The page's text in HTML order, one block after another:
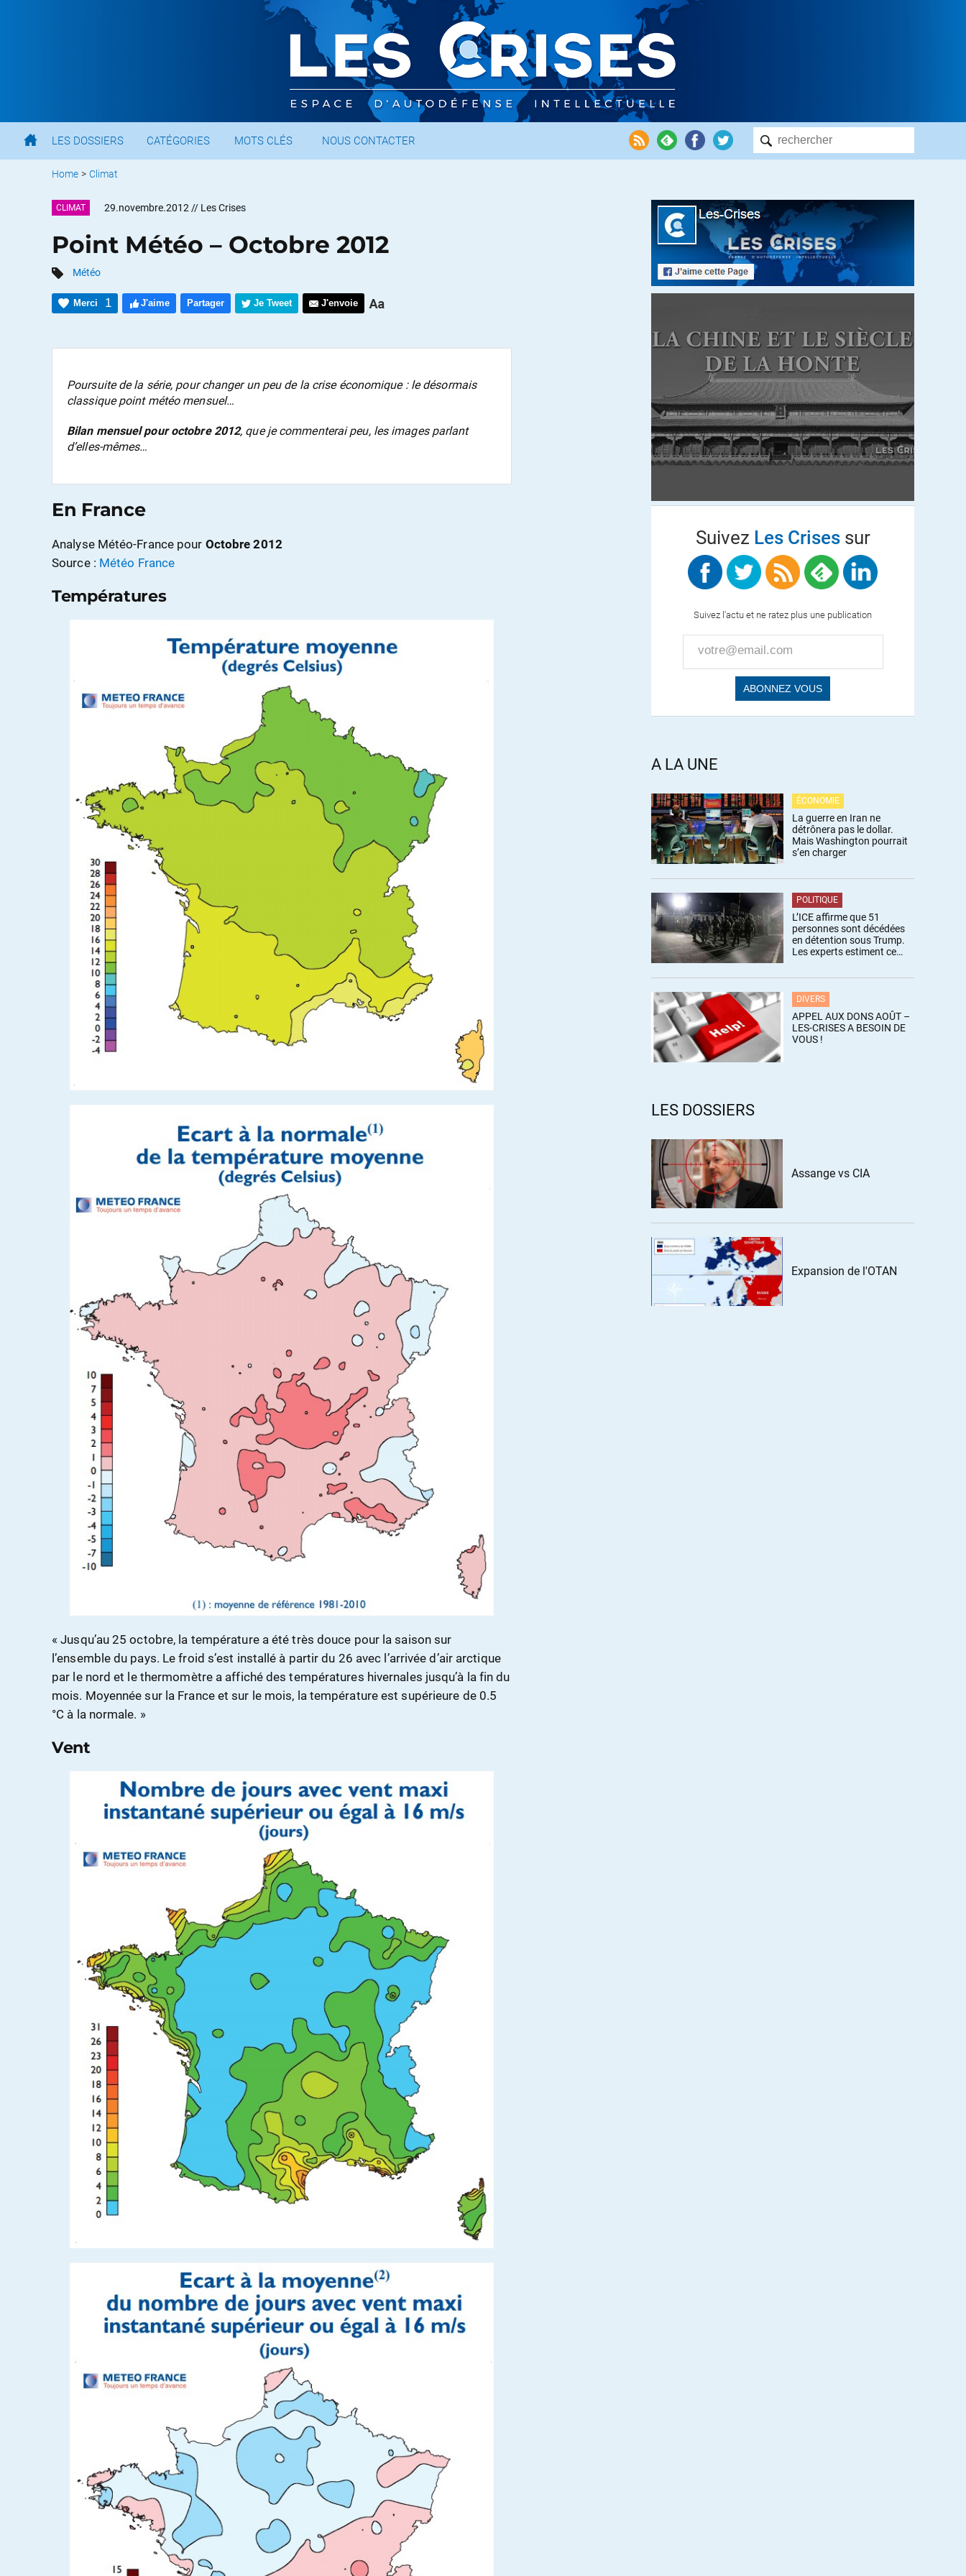
LES DOSSIERS CATÉGORIES MOTS CLÉS NOUS CONTACTER
Home > Climat
CLIMAT 29.novembre.2012 // Les Crises
Point Météo – Octobre 2012
Météo
Merci 1 J'aime Partager Je Tweet J'envoie
Poursuite de la série, pour changer un peu de la crise économique : le désormais
classique point météo mensuel…
Bilan mensuel pour octobre 2012, que je commenterai peu, les images parlant
d’elles-mêmes…
En France
Analyse Météo-France pour Octobre 2012
Source : Météo France
Températures
« Jusqu’au 25 octobre, la température a été très douce pour la saison sur
l’ensemble du pays. Le froid s’est installé à partir du 26 avec l’arrivée d’air arctique
par le nord et le thermomètre a affiché des températures hivernales jusqu’à la fin du
mois. Moyennée sur la France et sur le mois, la température est supérieure de 0.5
°C à la normale. »
Vent
Suivez Les Crisessur
Suivez l'actu et ne ratez plus une publication
A LA UNE
ÉCONOMIE
La guerre en Iran ne
détrônera pas le dollar.
Mais Washington pourrait
s’en charger
POLITIQUE
L’ICE affirme que 51
personnes sont décédées
en détention sous Trump.
Les experts estiment ce
DIVERS
APPEL AUX DONS AOÛT –
LES-CRISES A BESOIN DE
VOUS !
LES DOSSIERS
Assange vs CIA
Expansion de l'OTAN